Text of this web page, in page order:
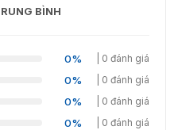
cảm ứng để điều khiển tiện
BÌNH
0% | 0 đánh giá
0% | 0 đánh giá
0% | 0 đánh giá
0% | 0 đánh giá